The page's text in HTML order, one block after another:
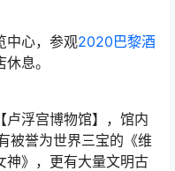
中心，参观2020巴黎酒
息。
卢浮宫博物馆】，馆内
被誉为世界三宝的《维
神》，更有大量文明古